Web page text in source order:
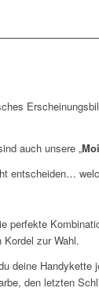
auch unsere „
entscheiden…
perfekte
zur Wahl.
deine Handykette
den letzten